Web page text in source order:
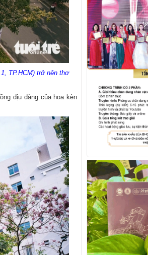
TP.HCM) trở nên thơ
dịu dàng của hoa kèn